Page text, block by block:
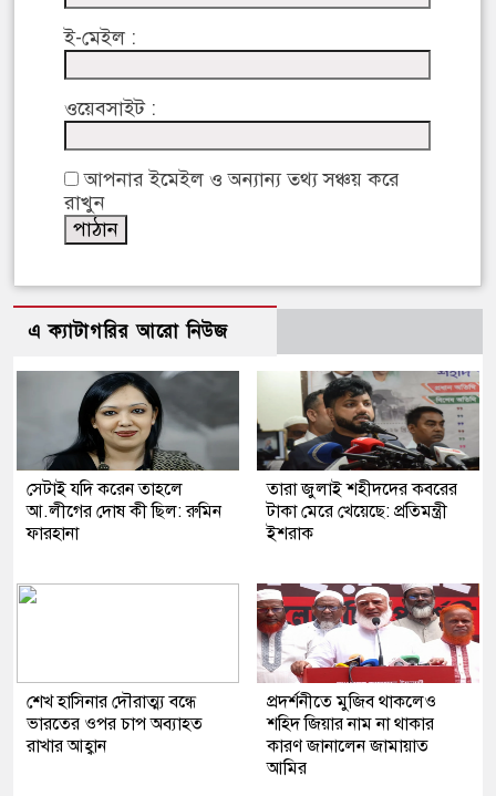
ই-মেইল :
ওয়েবসাইট :
আপনার ইমেইল ও অন্যান্য তথ্য সঞ্চয় করে
রাখুন
এ ক্যাটাগরির আরো নিউজ
সেটাই যদি করেন তাহলে
আ.লীগের দোষ কী ছিল: রুমিন
ফারহানা
তারা জুলাই শহীদদের কবরের
টাকা মেরে খেয়েছে: প্রতিমন্ত্রী
ইশরাক
শেখ হাসিনার দৌরাত্ম্য বন্ধে
ভারতের ওপর চাপ অব্যাহত
রাখার আহ্বান
প্রদর্শনীতে মুজিব থাকলেও
শহিদ জিয়ার নাম না থাকার
কারণ জানালেন জামায়াত
আমির